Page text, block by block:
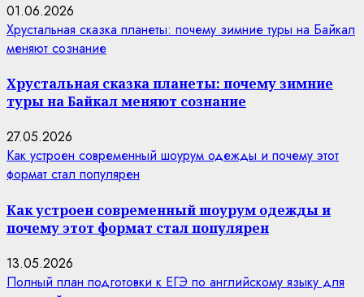
01.06.2026
Хрустальная сказка планеты: почему зимние туры на Байкал
меняют сознание
Хрустальная сказка планеты: почему зимние
туры на Байкал меняют сознание
27.05.2026
Как устроен современный шоурум одежды и почему этот
формат стал популярен
Как устроен современный шоурум одежды и
почему этот формат стал популярен
13.05.2026
Полный план подготовки к ЕГЭ по английскому языку для